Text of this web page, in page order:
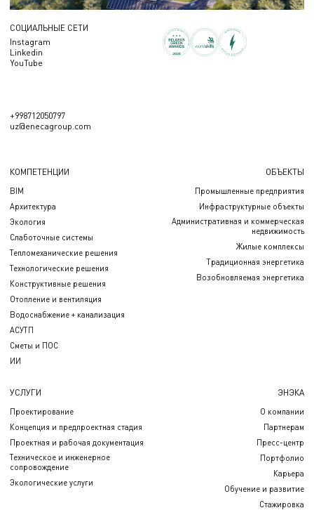
СОЦИАЛЬНЫЕ СЕТИ
Instagram
Linkedin
YouTube
+998712050797
uz@enecagroup.com
КОМПЕТЕНЦИИ
BIM
Архитектура
Экология
Слаботочные системы
Тепломеханические решения
Технологические решения
Конструктивные решения
Отопление и вентиляция
Водоснабжение + канализация
АСУТП
Сметы и ПОС
ИИ
ОБЪЕКТЫ
Промышленные предприятия
Инфраструктурные объекты
Административная и коммерческая
недвижимость
Жилые комплексы
Традиционная энергетика
Возобновляемая энергетика
УСЛУГИ
Проектирование
Концепция и предпроектная стадия
Проектная и рабочая документация
Техническое и инженерное
сопровождение
Экологические услуги
ЭНЭКА
О компании
Партнерам
Пресс-центр
Портфолио
Карьера
Обучение и развитие
Стажировка